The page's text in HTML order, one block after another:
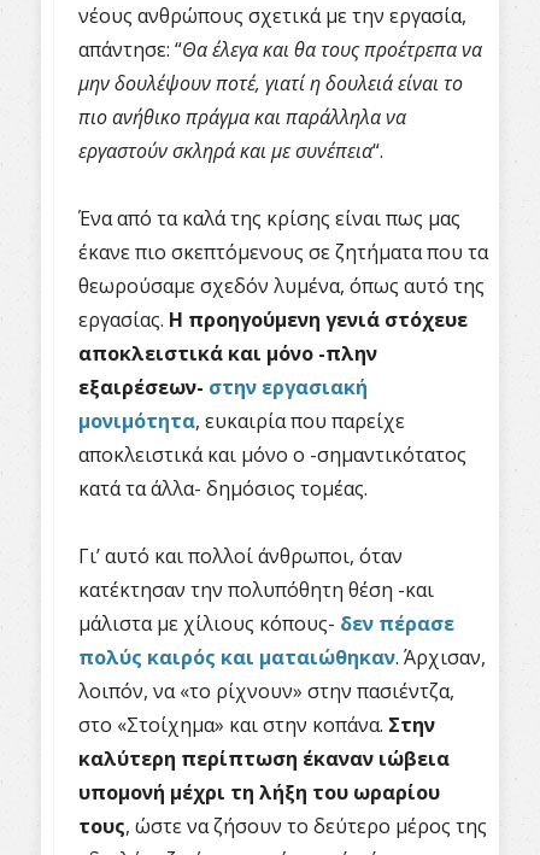
νέους ανθρώπους σχετικά με την εργασία,
απάντησε: “Θα έλεγα και θα τους προέτρεπα να
μην δουλέψουν ποτέ, γιατί η δουλειά είναι το
πιο ανήθικο πράγμα και παράλληλα να
εργαστούν σκληρά και με συνέπεια“.
Ένα από τα καλά της κρίσης είναι πως μας
έκανε πιο σκεπτόμενους σε ζητήματα που τα
θεωρούσαμε σχεδόν λυμένα, όπως αυτό της
εργασίας. Η προηγούμενη γενιά στόχευε
αποκλειστικά και μόνο -πλην
εξαιρέσεων- στην εργασιακή
μονιμότητα, ευκαιρία που παρείχε
αποκλειστικά και μόνο ο -σημαντικότατος
κατά τα άλλα- δημόσιος τομέας.
Γι’ αυτό και πολλοί άνθρωποι, όταν
κατέκτησαν την πολυπόθητη θέση -και
μάλιστα με χίλιους κόπους- δεν πέρασε
πολύς καιρός και ματαιώθηκαν. Άρχισαν,
λοιπόν, να «το ρίχνουν» στην πασιέντζα,
στο «Στοίχημα» και στην κοπάνα. Στην
καλύτερη περίπτωση έκαναν ιώβεια
υπομονή μέχρι τη λήξη του ωραρίου
τους, ώστε να ζήσουν το δεύτερο μέρος της